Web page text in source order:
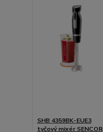
SHB 4359BK-EUE3
tyčový mixér SENCOR